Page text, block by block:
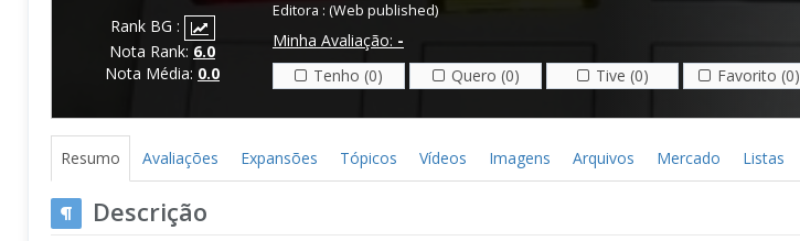
Rank BG :
Nota Rank: 6.0
Nota Média: 0.0
Editora : (Web published)
Minha Avaliação: -
Tenho (0)
Quero (0) Tive (0) Favorito (0)
Resumo Avaliações Expansões Tópicos Vídeos Imagens Arquivos Mercado Listas
Descrição